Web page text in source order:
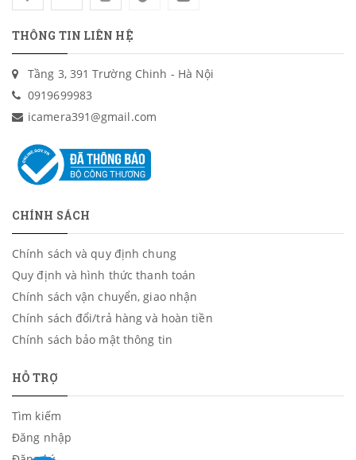
THÔNG TIN LIÊN HỆ
Tầng 3, 391 Trường Chinh - Hà Nội
0919699983
icamera391@gmail.com
CHÍNH SÁCH
Chính sách và quy định chung
Quy định và hình thức thanh toán
Chính sách vận chuyển, giao nhận
Chính sách đổi/trả hàng và hoàn tiền
Chính sách bảo mật thông tin
HỖ TRỢ
Tìm kiếm
Đăng nhập